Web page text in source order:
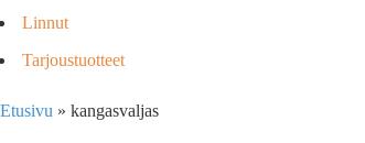
Linnut
Tarjoustuotteet
Etusivu » kangasvaljas